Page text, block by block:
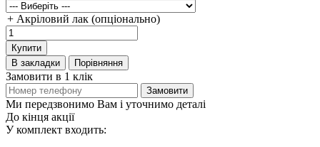
+ Акріловий лак (опціонально)
Купити
В закладки
Порівняння
Замовити в 1 клік
Замовити
Ми передзвонимо Вам і уточнимо деталі
До кінця акції
У комплект входить: